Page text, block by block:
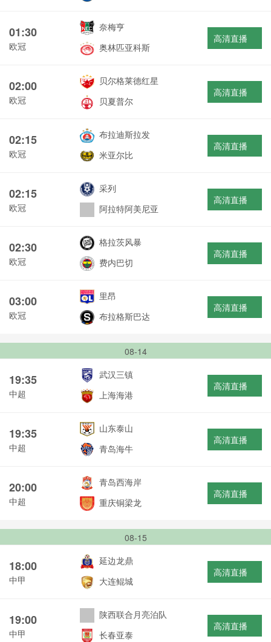
01:30
欧冠
奈梅亨
奥林匹亚科斯
高清直播
02:00
欧冠
贝尔格莱德红星
贝夏普尔
高清直播
02:15
欧冠
布拉迪斯拉发
米亚尔比
高清直播
02:15
欧冠
采列
阿拉特阿美尼亚
高清直播
02:30
欧冠
格拉茨风暴
费内巴切
高清直播
03:00
欧冠
里昂
布拉格斯巴达
高清直播
08-14
19:35
中超
武汉三镇
上海海港
高清直播
19:35
中超
山东泰山
青岛海牛
高清直播
20:00
中超
青岛西海岸
重庆铜梁龙
高清直播
08-15
18:00
中甲
延边龙鼎
大连鲲城
高清直播
19:00
中甲
陕西联合月亮泊队
长春亚泰
高清直播